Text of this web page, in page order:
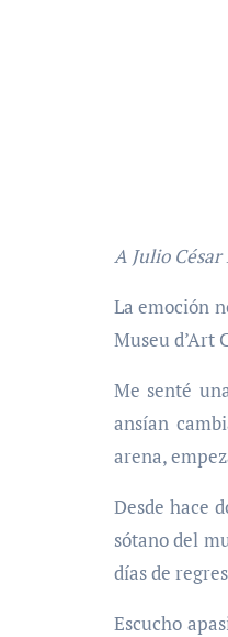
A Julio
La emoción
Museu d’Art
Me senté
ansían
arena,
Desde hace
sótano del
días de
Escucho